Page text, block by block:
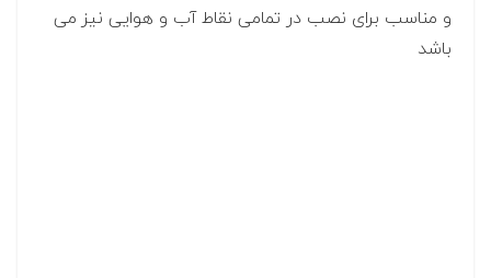
و مناسب برای نصب در تمامی نقاط آب و هوایی نیز می
باشد